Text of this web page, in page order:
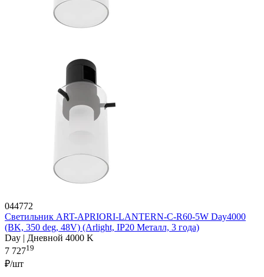
044772
Светильник ART-APRIORI-LANTERN-C-R60-5W Day4000
(BK, 350 deg, 48V) (Arlight, IP20 Металл, 3 года)
Day | Дневной 4000 K
7 72719
₽/шт